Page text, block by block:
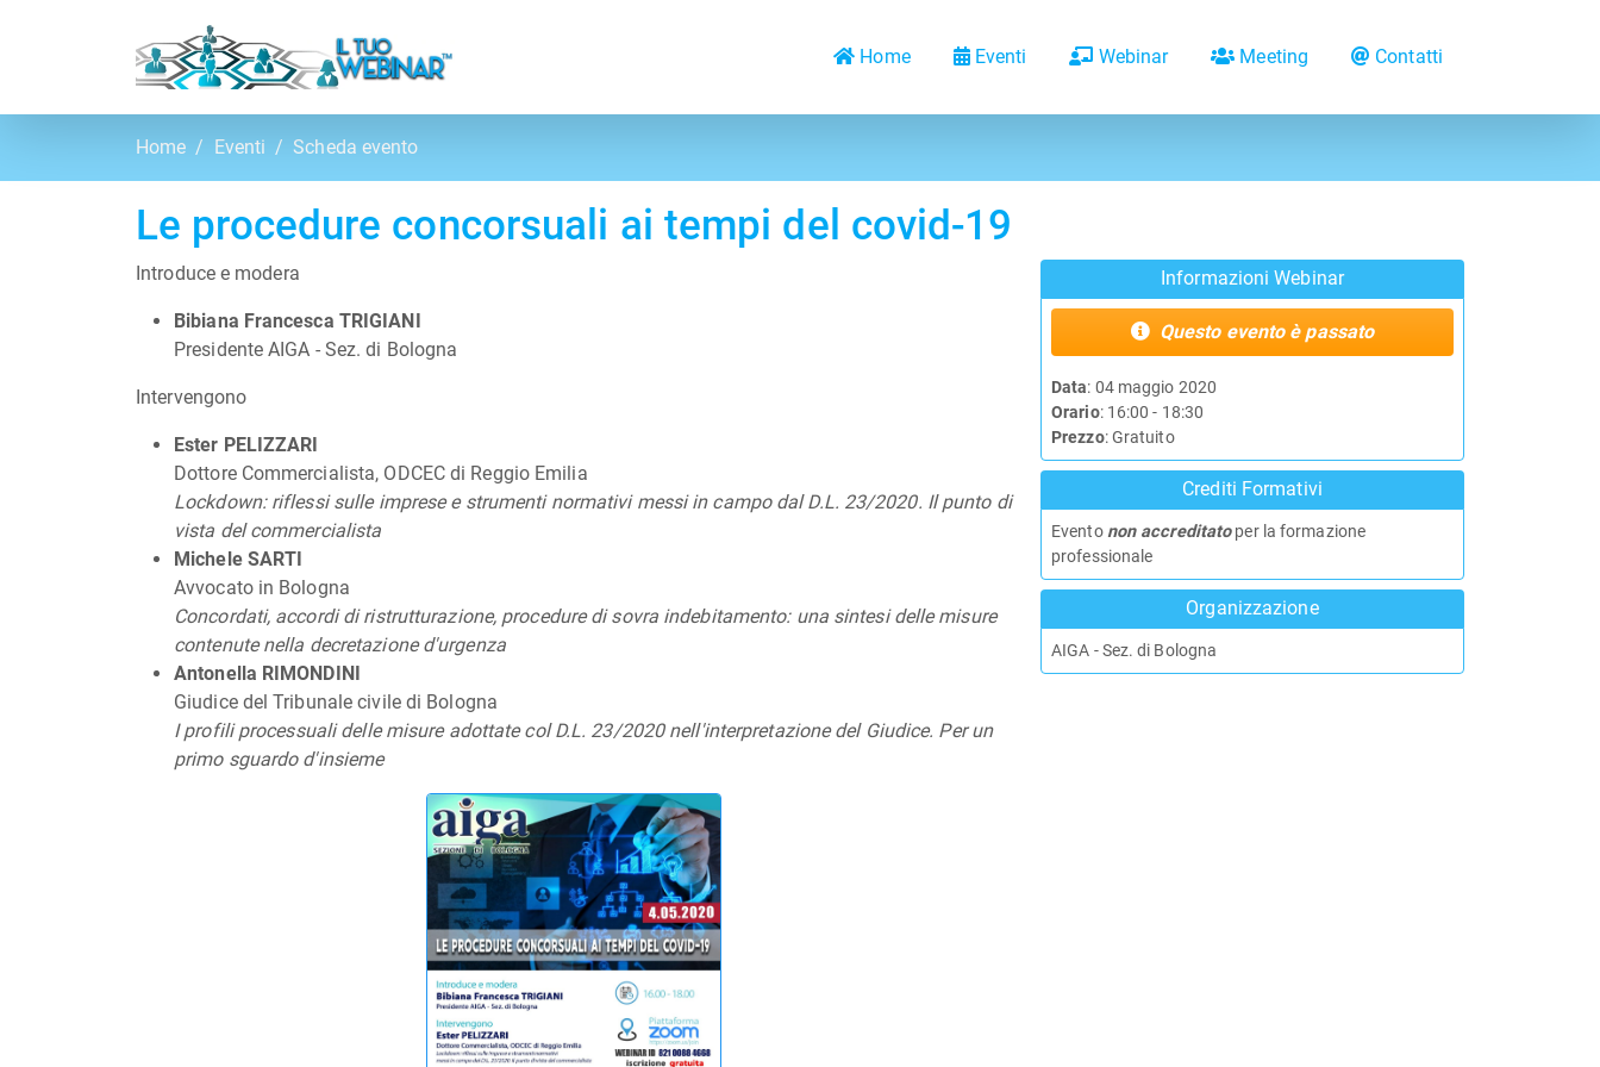
Home Eventi Webinar Meeting Contatti
Home Eventi Scheda evento
Le procedure concorsuali ai tempi del covid-19
Introduce e modera
Bibiana Francesca TRIGIANI
Presidente AIGA - Sez. di Bologna
Intervengono
Ester PELIZZARI
Dottore Commercialista, ODCEC di Reggio Emilia
Lockdown: riflessi sulle imprese e strumenti normativi messi in campo dal D.L. 23/2020. Il punto di
vista del commercialista
Michele SARTI
Avvocato in Bologna
Concordati, accordi di ristrutturazione, procedure di sovra indebitamento: una sintesi delle misure
contenute nella decretazione d'urgenza
Antonella RIMONDINI
Giudice del Tribunale civile di Bologna
I profili processuali delle misure adottate col D.L. 23/2020 nell'interpretazione del Giudice. Per un
primo sguardo d'insieme
Informazioni Webinar
Questo evento è passato
Data: 04 maggio 2020
Orario: 16:00 - 18:30
Prezzo: Gratuito
Crediti Formativi
Evento non accreditatoper la formazione
professionale
Organizzazione
AIGA - Sez. di Bologna